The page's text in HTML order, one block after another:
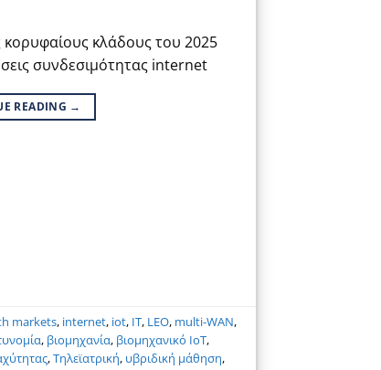
κλάδους του 2025
συνδεσιμότητας internet
READING →
markets, internet, iot, IT, LEO, multi-WAN,
, βιομηχανία, βιομηχανικό ΙοΤ,
,Τηλεϊατρική, υβριδική μάθηση,